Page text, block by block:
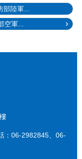
部陸軍...
空軍...
：06-2982845、06-